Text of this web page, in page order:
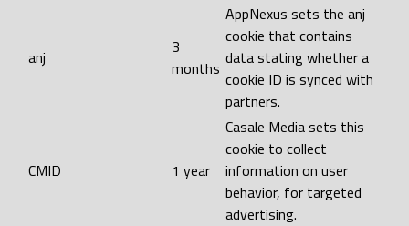
anj
3
months
AppNexus sets the anj
cookie that contains
data stating whether a
cookie ID is synced with
partners.
CMID 1 year
Casale Media sets this
cookie to collect
information on user
behavior, for targeted
advertising.